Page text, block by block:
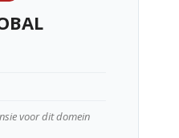
voor dit domein